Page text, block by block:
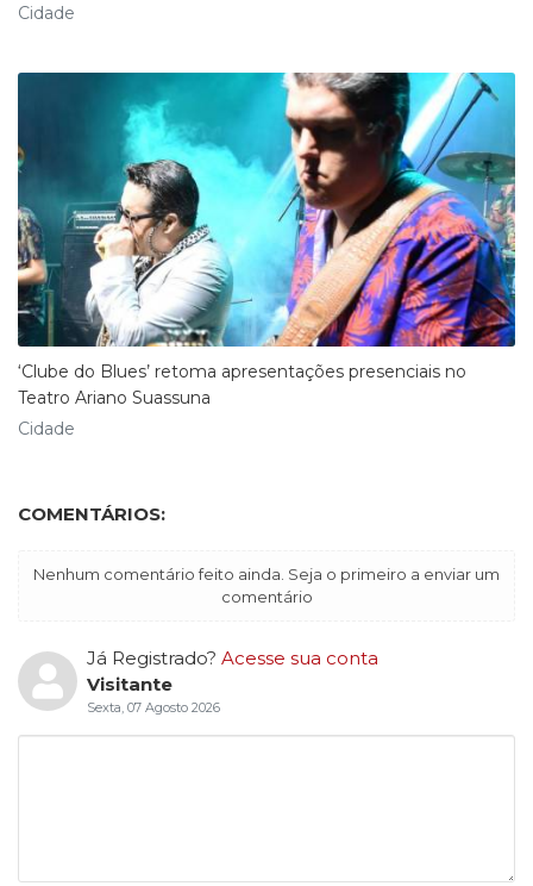
Cidade
‘Clube do Blues’ retoma apresentações presenciais no
Teatro Ariano Suassuna
Cidade
COMENTÁRIOS:
Nenhum comentário feito ainda. Seja o primeiro a enviar um
comentário
Já Registrado? Acesse sua conta
Visitante
Sexta, 07 Agosto 2026